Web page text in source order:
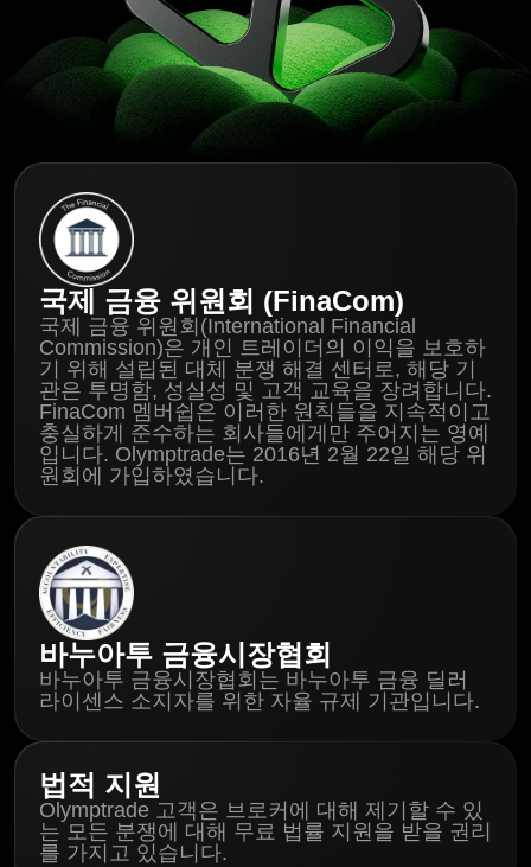
국제 금융 위원회 (FinaCom)
국제 금융 위원회(International Financial
Commission)은 개인 트레이더의 이익을 보호하
기 위해 설립된 대체 분쟁 해결 센터로, 해당 기
관은 투명함, 성실성 및 고객 교육을 장려합니다.
FinaCom 멤버쉽은 이러한 원칙들을 지속적이고
충실하게 준수하는 회사들에게만 주어지는 영예
입니다. Olymptrade는 2016년 2월 22일 해당 위
원회에 가입하였습니다.
바누아투 금융시장협회
바누아투 금융시장협회는 바누아투 금융 딜러
라이센스 소지자를 위한 자율 규제 기관입니다.
법적 지원
Olymptrade 고객은 브로커에 대해 제기할 수 있
는 모든 분쟁에 대해 무료 법률 지원을 받을 권리
를 가지고 있습니다.